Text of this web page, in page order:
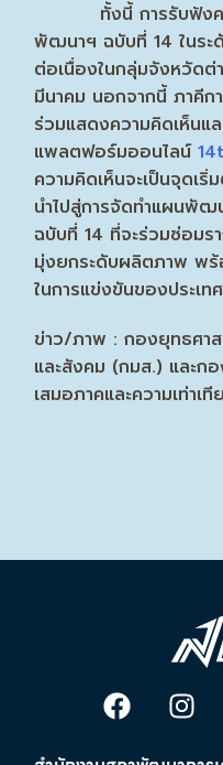
ทั้งนี้ การรับฟังควา
พัฒนาฯ ฉบับที่ 14 ในระ
ต่อเนื่องในกลุ่มจังหวัดต่
มีนาคม นอกจากนี้ ภาคี
ร่วมแสดงความคิดเห็นแ
แพลตฟอร์มออนไลน์
ความคิดเห็นจะเป็นจุดเ
นำไปสู่การจัดทำแผนพัฒ
ฉบับที่ 14 ที่จะร่วมซ่อมร
มุ่งยกระดับผลิตภาพ พร้
ในการแข่งขันของประเท
ข่าว/ภาพ : กองยุทธศา
และสังคม (กมส.) และก
เสมอภาคและความเท่าเ